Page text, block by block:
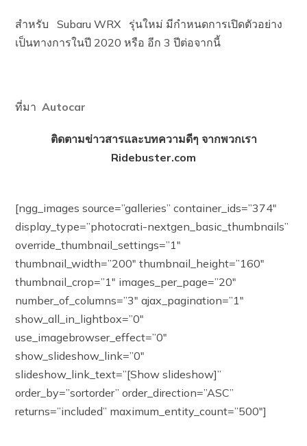
สำหรับ Subaru WRX รุ่นใหม่ มีกำหนดการเปิดตัวอย่าง
เป็นทางการในปี 2020 หรือ อีก 3 ปีต่อจากนี้
ที่มาAutocar
ติดตามข่าวสารและบทความดีๆ จากพวกเรา
Ridebuster.com
[ngg_images source=”galleries” container_ids=”374″
display_type=”photocrati-nextgen_basic_thumbnails”
override_thumbnail_settings=”1″
thumbnail_width=”200″ thumbnail_height=”160″
thumbnail_crop=”1″ images_per_page=”20″
number_of_columns=”3″ ajax_pagination=”1″
show_all_in_lightbox=”0″
use_imagebrowser_effect=”0″
show_slideshow_link=”0″
slideshow_link_text=”[Show slideshow]”
order_by=”sortorder” order_direction=”ASC”
returns=”included” maximum_entity_count=”500″]